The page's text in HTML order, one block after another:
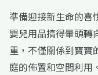
準備迎接新生命的喜
嬰兒用品搞得暈頭轉
重，不僅關係到寶寶
庭的佈置和空間利用